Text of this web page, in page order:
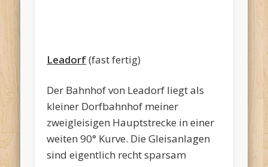
Leadorf(fast fertig)
Der Bahnhof von Leadorf liegt als
kleiner Dorfbahnhof meiner
zweigleisigen Hauptstrecke in einer
weiten 90° Kurve. Die Gleisanlagen
sind eigentlich recht sparsam